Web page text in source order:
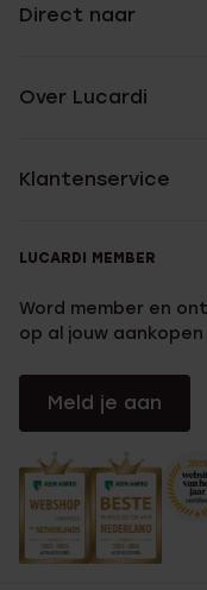
Direct naar
Over Lucardi
Klantenservice
LUCARDI MEMBER
Word member en
op al jouw aankopen
Meld je aan